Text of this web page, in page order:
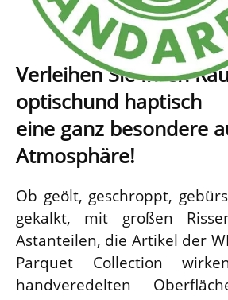
Verleihen Sie Ihren
optischund haptisch
eine ganz besondere
Atmosphäre!
Ob geölt, geschroppt,
gekalkt, mit großen
Astanteilen, die Artikel der
Parquet Collection
handveredelten